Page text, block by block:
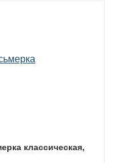
классическая,